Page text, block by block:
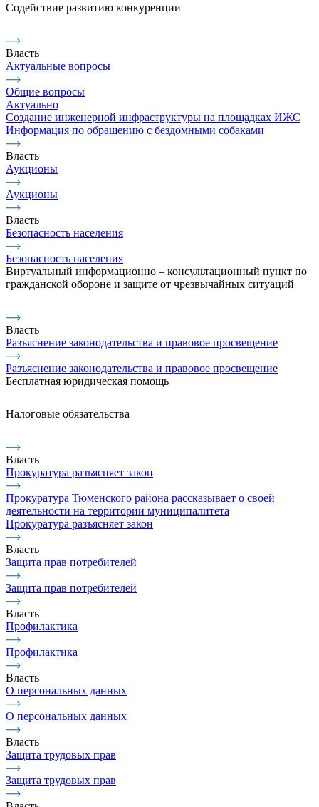
Содействие развитию конкуренции
Власть
Актуальные вопросы
Общие вопросы
Актуально
Создание инженерной инфраструктуры на площадках ИЖС
Информация по обращению с бездомными собаками
Власть
Аукционы
Аукционы
Власть
Безопасность населения
Безопасность населения
Виртуальный информационно – консультационный пункт по
гражданской обороне и защите от чрезвычайных ситуаций
Власть
Разъяснение законодательства и правовое просвещение
Разъяснение законодательства и правовое просвещение
Бесплатная юридическая помощь
Налоговые обязательства
Власть
Прокуратура разъясняет закон
Прокуратура Тюменского района рассказывает о своей
деятельности на территории муниципалитета
Прокуратура разъясняет закон
Власть
Защита прав потребителей
Защита прав потребителей
Власть
Профилактика
Профилактика
Власть
О персональных данных
О персональных данных
Власть
Защита трудовых прав
Защита трудовых прав